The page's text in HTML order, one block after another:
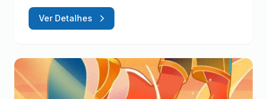
Ver Detalhes